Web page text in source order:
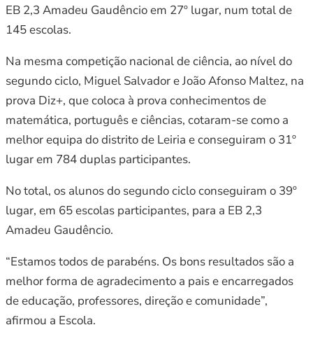
EB 2,3 Amadeu Gaudêncio em 27º lugar, num total de
145 escolas.
Na mesma competição nacional de ciência, ao nível do
segundo ciclo, Miguel Salvador e João Afonso Maltez, na
prova Diz+, que coloca à prova conhecimentos de
matemática, português e ciências, cotaram-se como a
melhor equipa do distrito de Leiria e conseguiram o 31º
lugar em 784 duplas participantes.
No total, os alunos do segundo ciclo conseguiram o 39º
lugar, em 65 escolas participantes, para a EB 2,3
Amadeu Gaudêncio.
“Estamos todos de parabéns. Os bons resultados são a
melhor forma de agradecimento a pais e encarregados
de educação, professores, direção e comunidade”,
afirmou a Escola.